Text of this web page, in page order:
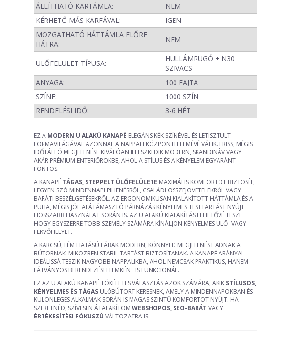
ÁLLÍTHATÓ KARTÁMLA:
NEM
KÉRHETŐ MÁS KARFÁVAL:
IGEN
MOZGATHATÓ HÁTTÁMLA ELŐRE
HÁTRA:
NEM
ÜLŐFELÜLET TÍPUSA:
HULLÁMRUGÓ + N30
SZIVACS
ANYAGA:
100 FAJTA
SZÍNE:
1000 SZÍN
RENDELÉSI IDŐ:
3-6 HÉT
EZ A MODERN U ALAKÚ KANAPÉ ELEGÁNS KÉK SZÍNÉVEL ÉS LETISZTULT
FORMAVILÁGÁVAL AZONNAL A NAPPALI KÖZPONTI ELEMÉVÉ VÁLIK. FRISS, MÉGIS
IDŐTÁLLÓ MEGJELENÉSE KIVÁLÓAN ILLESZKEDIK MODERN, SKANDINÁV VAGY
AKÁR PRÉMIUM ENTERIŐRÖKBE, AHOL A STÍLUS ÉS A KÉNYELEM EGYARÁNT
FONTOS.
A KANAPÉ TÁGAS, STEPPELT ÜLŐFELÜLETE MAXIMÁLIS KOMFORTOT BIZTOSÍT,
LEGYEN SZÓ MINDENNAPI PIHENÉSRŐL, CSALÁDI ÖSSZEJÖVETELEKRŐL VAGY
BARÁTI BESZÉLGETÉSEKRŐL. AZ ERGONOMIKUSAN KIALAKÍTOTT HÁTTÁMLA ÉS A
PUHA, MÉGIS JÓL ALÁTÁMASZTÓ PÁRNÁZÁS KÉNYELMES TESTTARTÁST NYÚJT
HOSSZABB HASZNÁLAT SORÁN IS. AZ U ALAKÚ KIALAKÍTÁS LEHETŐVÉ TESZI,
HOGY EGYSZERRE TÖBB SZEMÉLY SZÁMÁRA KÍNÁLJON KÉNYELMES ÜLŐ- VAGY
FEKVŐHELYET.
A KARCSÚ, FÉM HATÁSÚ LÁBAK MODERN, KÖNNYED MEGJELENÉST ADNAK A
BÚTORNAK, MIKÖZBEN STABIL TARTÁST BIZTOSÍTANAK. A KANAPÉ ARÁNYAI
IDEÁLISSÁ TESZIK NAGYOBB NAPPALIKBA, AHOL NEMCSAK PRAKTIKUS, HANEM
LÁTVÁNYOS BERENDEZÉSI ELEMKÉNT IS FUNKCIONÁL.
EZ AZ U ALAKÚ KANAPÉ TÖKÉLETES VÁLASZTÁS AZOK SZÁMÁRA, AKIK STÍLUSOS,
KÉNYELMES ÉS TÁGASÜLŐBÚTORT KERESNEK, AMELY A MINDENNAPOKBAN ÉS
KÜLÖNLEGES ALKALMAK SORÁN IS MAGAS SZINTŰ KOMFORTOT NYÚJT. HA
SZERETNÉD, SZÍVESEN ÁTALAKÍTOM WEBSHOPOS, SEO-BARÁT VAGY
ÉRTÉKESÍTÉSI FÓKUSZÚ VÁLTOZATRA IS.